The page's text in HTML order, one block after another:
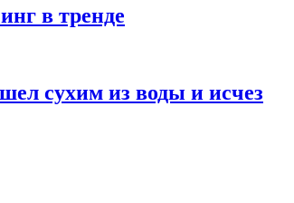
в тренде
сухим из воды и исчез